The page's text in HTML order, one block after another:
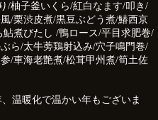
/柚子釜いくら/紅白なます/叩き/
/栗渋皮煮/黒豆ぶどう煮/鰆西京
煮びたし /鴨ロース/平目求肥巻/
ら/太牛蒡鶏射込み/穴子鳴門巻/
/車海老艶煮/松茸甲州煮/筍土佐
温暖化で温かい年もございま